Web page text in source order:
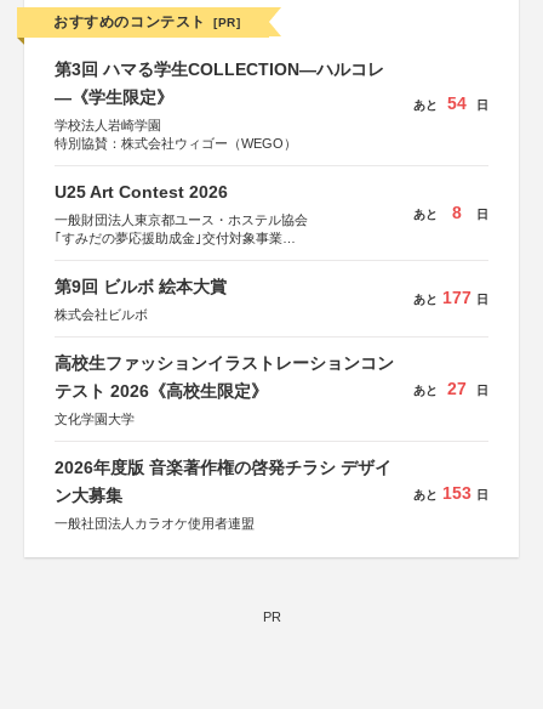
おすすめのコンテスト [PR]
第3回 ハマる学生COLLECTION―ハルコレ
―《学生限定》
学校法人岩崎学園
特別協賛：株式会社ウィゴー（WEGO）
あと 54 日
U25 Art Contest 2026
一般財団法人東京都ユース・ホステル協会
｢すみだの夢応援助成金｣交付対象事業
あと 8 日
第9回 ビルボ 絵本大賞
株式会社ビルボ
あと 177 日
高校生ファッションイラストレーションコン
テスト 2026《高校生限定》
文化学園大学
あと 27 日
2026年度版 音楽著作権の啓発チラシ デザイ
ン大募集
一般社団法人カラオケ使用者連盟
あと 153 日
PR